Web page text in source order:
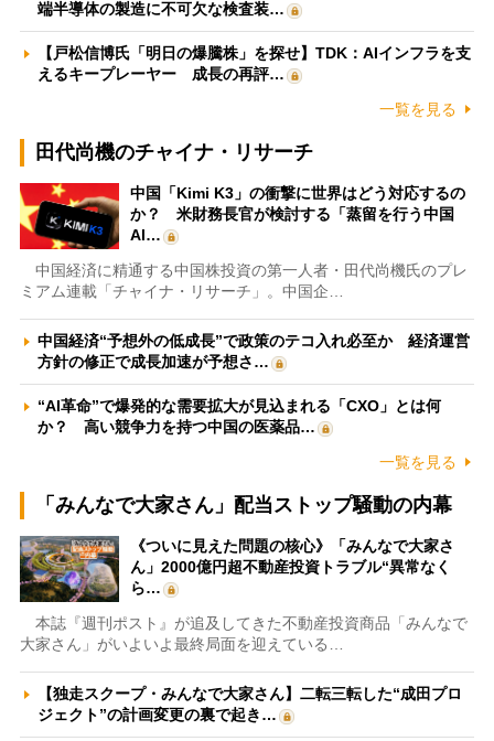
端半導体の製造に不可欠な検査装…
【戸松信博氏「明日の爆騰株」を探せ】TDK：AIインフラを支
えるキープレーヤー 成長の再評…
一覧を見る
田代尚機のチャイナ・リサーチ
中国「Kimi K3」の衝撃に世界はどう対応するの
か？ 米財務長官が検討する「蒸留を行う中国
AI…
中国経済に精通する中国株投資の第一人者・田代尚機氏のプレ
ミアム連載「チャイナ・リサーチ」。中国企…
中国経済“予想外の低成長”で政策のテコ入れ必至か 経済運営
方針の修正で成長加速が予想さ…
“AI革命”で爆発的な需要拡大が見込まれる「CXO」とは何
か？ 高い競争力を持つ中国の医薬品…
一覧を見る
「みんなで大家さん」配当ストップ騒動の内幕
《ついに見えた問題の核心》「みんなで大家さ
ん」2000億円超不動産投資トラブル“異常なく
ら…
本誌『週刊ポスト』が追及してきた不動産投資商品「みんなで
大家さん」がいよいよ最終局面を迎えている…
【独走スクープ・みんなで大家さん】二転三転した“成田プロ
ジェクト”の計画変更の裏で起き…